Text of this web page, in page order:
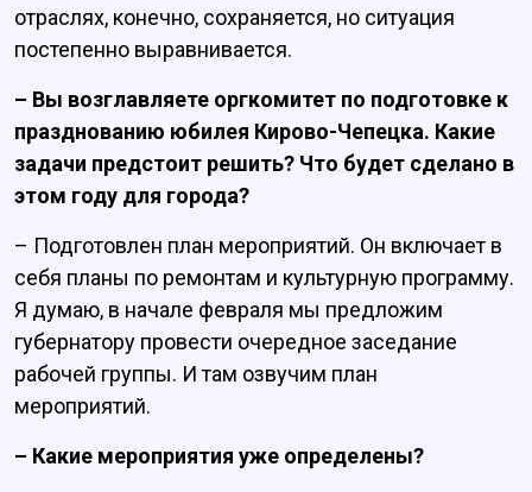
отраслях, конечно, сохраняется, но ситуация
постепенно выравнивается.
– Вы возглавляете оргкомитет по подготовке к
празднованию юбилея Кирово-Чепецка. Какие
задачи предстоит решить? Что будет сделано в
этом году для города?
– Подготовлен план мероприятий. Он включает в
себя планы по ремонтам и культурную программу.
Я думаю, в начале февраля мы предложим
губернатору провести очередное заседание
рабочей группы. И там озвучим план
мероприятий.
– Какие мероприятия уже определены?